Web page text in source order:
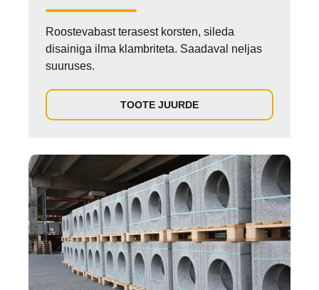
Roostevabast terasest korsten, sileda
disainiga ilma klambriteta. Saadaval neljas
suuruses.
TOOTE JUURDE